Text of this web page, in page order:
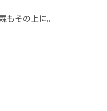
もその上に。